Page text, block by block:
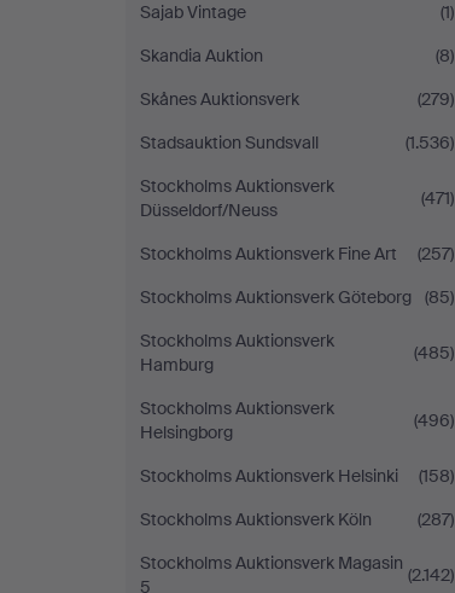
Sajab Vintage
(1)
Skandia Auktion
(8)
Skånes Auktionsverk
(279)
Stadsauktion Sundsvall
(1.536)
Stockholms Auktionsverk
Düsseldorf/Neuss
(471)
Stockholms Auktionsverk Fine Art
(257)
Stockholms Auktionsverk Göteborg
(85)
Stockholms Auktionsverk
Hamburg
(485)
Stockholms Auktionsverk
Helsingborg
(496)
Stockholms Auktionsverk Helsinki
(158)
Stockholms Auktionsverk Köln
(287)
Stockholms Auktionsverk Magasin
5
(2.142)